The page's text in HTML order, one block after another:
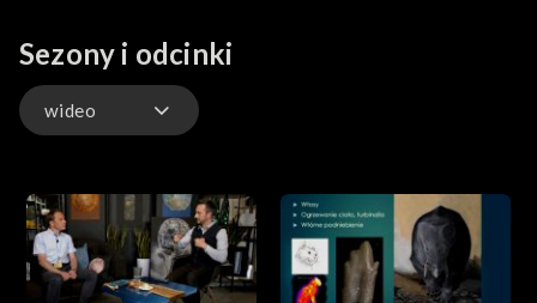
Sezony i odcinki
wideo